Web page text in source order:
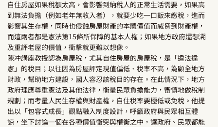
自住房屋如果稅額太高，會影響到納稅人的正常生活需要，如果高
到無法負擔（例如老年無收入者），就要少吃一口飯來繳稅，進而
影響其生存權，同時也侵蝕房屋財產的本體價值而威脅到財產權，
而這兩者都是憲法第15條所保障的基本人權；如果地方政府還想溯
及重評老屋的價值，衝擊就更難以想像。
陳冲講座教授認為房屋稅，尤其自住房屋的房屋稅，是「違法違
憲」的稅目；以往因為房屋評定現值偏低、稅率不高，為顧全地方
財政，幫助地方建設，國人容忍該稅目的存在。在此情況下，地方
政府理應尊重憲法及其他法律，衡量民眾負擔能力，審慎地做稅制
規劃；而考量人民生存權與財產權，自住稅率要極低或免稅。他提
出以「包容式成長」觀點融入制度設計，呼籲政府與民眾相互體
諒，坐下討論一個在各種價值衝突與權衡之中，讓政府、民眾都能